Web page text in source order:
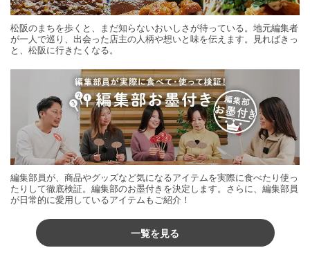
松阪のまちを歩くと、まだ知らないおいしさが待っている。地元編集者
が一人で巡り、出会った店主の人柄や想いと味を伝えます。見ればきっ
と、松阪に行きたくなる。
編集部員が、商品やグッズなど気になるアイテムを実際に食べたり使っ
たりして徹底検証。編集部のお墨付きを決定します。さらに、編集部員
が日常的に愛用しているアイテムもご紹介！
一覧を見る